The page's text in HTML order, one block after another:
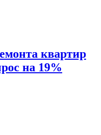
квартир
на 19%